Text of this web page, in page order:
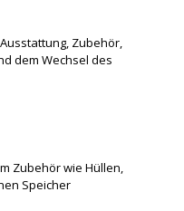
Zubehör,
dem Wechsel des
Zubehör wie Hüllen,
Speicher